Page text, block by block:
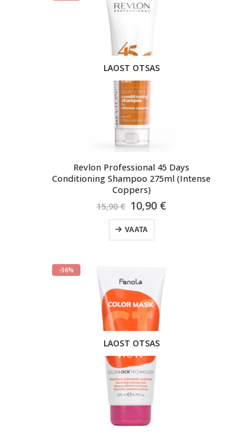
LAOST OTSAS
Revlon Professional 45 Days
Conditioning Shampoo 275ml (Intense
Coppers)
15,90€ Algne
hind
oli:
15,90 €.
10,90 €Praegune
VAATA
-36%
LAOST OTSAS